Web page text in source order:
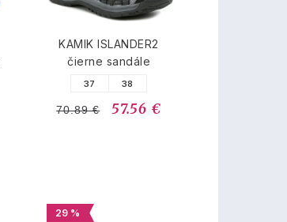
KAMIK ISLANDER2
čierne sandále
37 38
70.89 € 57.56 €
29 %